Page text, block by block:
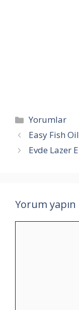
Kategoriler
Yorumlar
Easy Fish
Evde Lazer
Yorum yapın